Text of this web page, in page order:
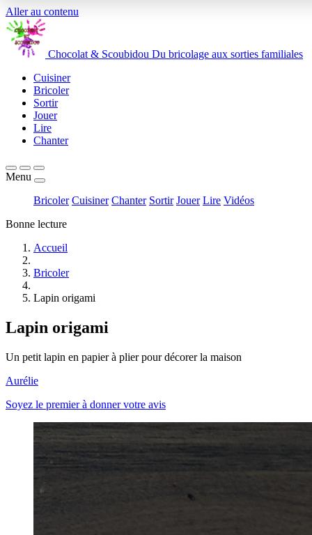
Aller au contenu
Chocolat & Scoubidou Du bricolage aux sorties familiales
Cuisiner
Bricoler
Sortir
Jouer
Lire
Chanter
Menu
Bricoler Cuisiner Chanter Sortir Jouer Lire Vidéos
Bonne lecture
Accueil
Bricoler
Lapin origami
Lapin origami
Un petit lapin en papier à plier pour décorer la maison
Aurélie
Soyez le premier à donner votre avis